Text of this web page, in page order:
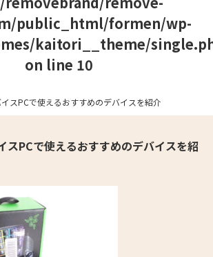
public_html/formen/wp-
kaitori__theme/
on line 10
スPCで使えるおすすめのデバイスを紹介
スPCで使えるおすすめのデバイスを紹